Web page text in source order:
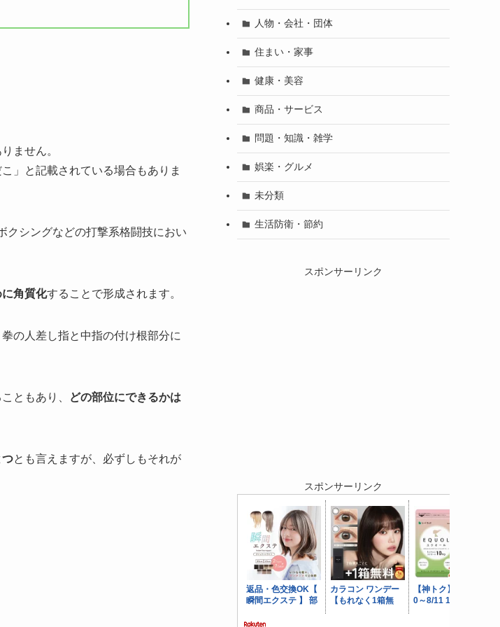
ません。
」と記載されている場合もありま
クシングなどの打撃系格闘技におい
角質化することで形成されます。
の人差し指と中指の付け根部分に
ともあり、
どの部位にできるかは
つとも言えますが、必ずしもそれが
人物・会社・団体
住まい・家事
健康・美容
商品・サービス
問題・知識・雑学
娯楽・グルメ
未分類
生活防衛・節約
スポンサーリンク
スポンサーリンク